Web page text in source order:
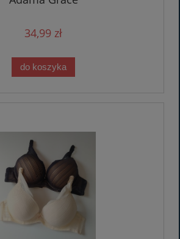
34,99 zł
do koszyka